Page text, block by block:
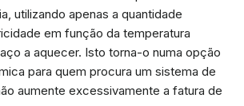
utilizando apenas a quantidade
em função da temperatura
a aquecer. Isto torna-o numa opção
para quem procura um sistema de
aumente excessivamente a fatura de